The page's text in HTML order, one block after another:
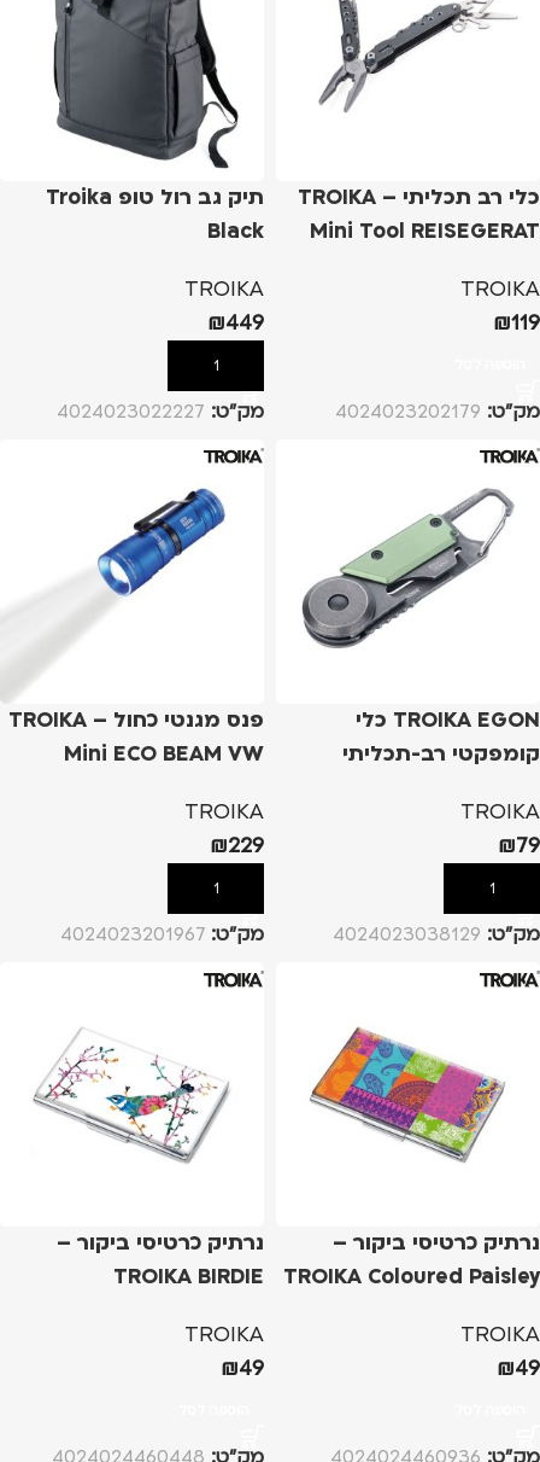
כלי רב תכליתי – TROIKA
Mini Tool REISEGERAT
TROIKA
₪119
מק”ט: 4024023202179
תיק גב רול טופ Troika
Black
TROIKA
₪449
הוספה לסל
מק”ט: 4024023022227
TROIKA EGON כלי
קומפקטי רב-תכליתי
TROIKA
₪79
הוספה לסל
מק”ט: 4024023038129
פנס מגנטי כחול – TROIKA
Mini ECO BEAM VW
TROIKA
₪229
הוספה לסל
מק”ט: 4024023201967
נרתיק כרטיסי ביקור –
TROIKA Coloured Paisley
TROIKA
₪49
נרתיק כרטיסי ביקור –
TROIKA BIRDIE
TROIKA
₪49